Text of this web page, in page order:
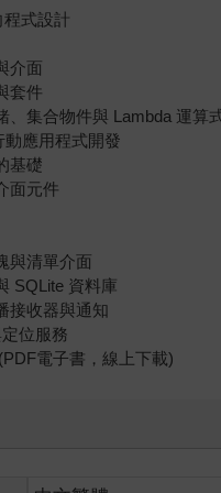
程式設計
介面
套件
、集合物件與 Lambda 運算
動應用程式開發
基礎
面元件
與清單介面
SQLite 資料庫
接收器與通知
位服務
電子書，線上下載)